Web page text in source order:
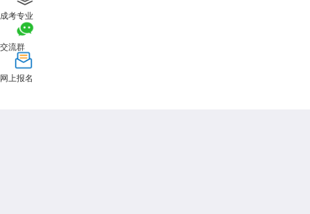
成考专业
交流群
网上报名